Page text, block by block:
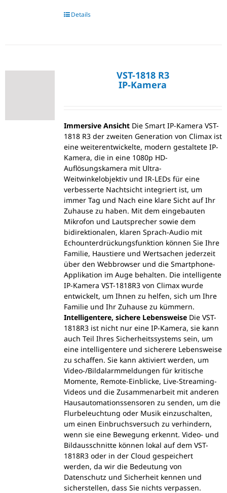
Details
VST-1818 R3
IP-Kamera
Immersive AnsichtDie Smart IP-Kamera VST-
1818 R3 der zweiten Generation von Climax ist
eine weiterentwickelte, modern gestaltete IP-
Kamera, die in eine 1080p HD-
Auflösungskamera mit Ultra-
Weitwinkelobjektiv und IR-LEDs für eine
verbesserte Nachtsicht integriert ist, um
immer Tag und Nach eine klare Sicht auf Ihr
Zuhause zu haben. Mit dem eingebauten
Mikrofon und Lautsprecher sowie dem
bidirektionalen, klaren Sprach-Audio mit
Echounterdrückungsfunktion können Sie Ihre
Familie, Haustiere und Wertsachen jederzeit
über den Webbrowser und die Smartphone-
Applikation im Auge behalten. Die intelligente
IP-Kamera VST-1818R3 von Climax wurde
entwickelt, um Ihnen zu helfen, sich um Ihre
Familie und Ihr Zuhause zu kümmern.
Intelligentere, sichere LebensweiseDie VST-
1818R3 ist nicht nur eine IP-Kamera, sie kann
auch Teil Ihres Sicherheitssystems sein, um
eine intelligentere und sicherere Lebensweise
zu schaffen. Sie kann aktiviert werden, um
Video-/Bildalarmmeldungen für kritische
Momente, Remote-Einblicke, Live-Streaming-
Videos und die Zusammenarbeit mit anderen
Hausautomationssensoren zu senden, um die
Flurbeleuchtung oder Musik einzuschalten,
um einen Einbruchsversuch zu verhindern,
wenn sie eine Bewegung erkennt. Video- und
Bildausschnitte können lokal auf dem VST-
1818R3 oder in der Cloud gespeichert
werden, da wir die Bedeutung von
Datenschutz und Sicherheit kennen und
sicherstellen, dass Sie nichts verpassen.